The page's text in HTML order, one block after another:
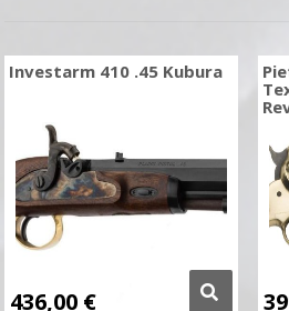
Investarm 410 .45 Kubura
436,00 €